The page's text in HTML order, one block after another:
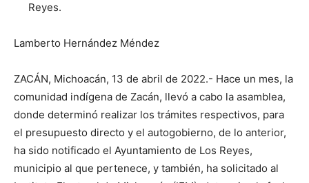
Reyes.
Lamberto Hernández Méndez
ZACÁN, Michoacán, 13 de abril de 2022.- Hace un mes, la
comunidad indígena de Zacán, llevó a cabo la asamblea,
donde determinó realizar los trámites respectivos, para
el presupuesto directo y el autogobierno, de lo anterior,
ha sido notificado el Ayuntamiento de Los Reyes,
municipio al que pertenece, y también, ha solicitado al